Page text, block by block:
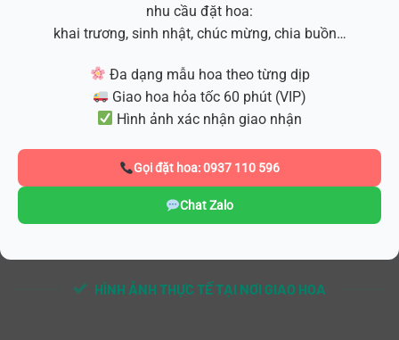
nhu cầu đặt hoa:
khai trương, sinh nhật, chúc mừng, chia buồn…
Đa dạng mẫu hoa theo từng dịp
Giao hoa hỏa tốc 60 phút (VIP)
Hình ảnh xác nhận giao nhận
Gọi đặt hoa: 0937 110 596
Chat Zalo
HÌNH ẢNH THỰC TẾ TẠI NƠI GIAO HOA